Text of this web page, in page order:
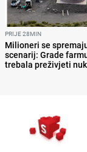
PRIJE 28MIN
Milioneri se
scenarij: Grade
trebala preživjeti